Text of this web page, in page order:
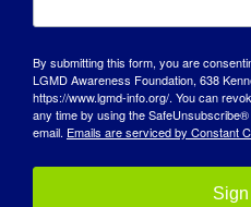
By submitting this form, you are
LGMD Awareness Foundation, 638
https://www.lgmd-info.org/. You can
any time by using the
email. Emails are serviced by Constant